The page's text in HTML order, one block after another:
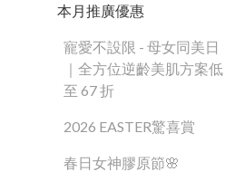
本月推廣優惠
寵愛不設限 - 母女同美日
｜全方位逆齡美肌方案低
至 67 折
2026 EASTER驚喜賞
春日女神膠原節🌸